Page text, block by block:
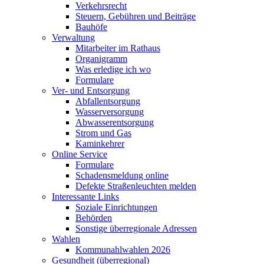
Verkehrsrecht
Steuern, Gebühren und Beiträge
Bauhöfe
Verwaltung
Mitarbeiter im Rathaus
Organigramm
Was erledige ich wo
Formulare
Ver- und Entsorgung
Abfallentsorgung
Wasserversorgung
Abwasserentsorgung
Strom und Gas
Kaminkehrer
Online Service
Formulare
Schadensmeldung online
Defekte Straßenleuchten melden
Interessante Links
Soziale Einrichtungen
Behörden
Sonstige überregionale Adressen
Wahlen
Kommunahlwahlen 2026
Gesundheit (überregional)